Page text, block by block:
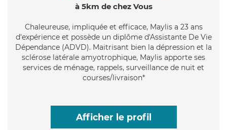
à 5km de chez Vous
Chaleureuse, impliquée et efficace, Maylis a 23 ans
d'expérience et possède un diplôme d'Assistante De Vie
Dépendance (ADVD). Maitrisant bien la dépression et la
sclérose latérale amyotrophique, Maylis apporte ses
services de ménage, rappels, surveillance de nuit et
courses/livraison*
Afficher le profil